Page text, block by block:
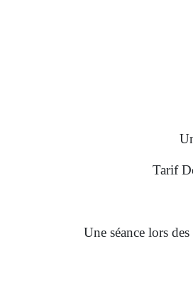
Tarif
Une séance lors